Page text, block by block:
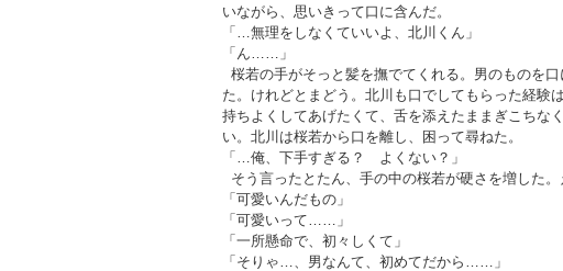
いながら、思いきって口に含んだ。
「…無理をしなくていいよ、北川くん」
「ん……」
桜若の手がそっと髪を撫でてくれる。男のものを
た。けれどとまどう。北川も口でしてもらった経験
持ちよくしてあげたくて、舌を添えたままぎこちな
い。北川は桜若から口を離し、困って尋ねた。
「…俺、下手すぎる？ よくない？」
そう言ったとたん、手の中の桜若が硬さを増した
「可愛いんだもの」
「可愛いって……」
「一所懸命で、初々しくて」
「そりゃ…、男なんて、初めてだから……」